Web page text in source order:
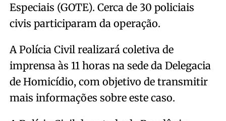
Especiais (GOTE). Cerca de 30 policiais
civis participaram da operação.
A Polícia Civil realizará coletiva de
imprensa às 11 horas na sede da Delegacia
de Homicídio, com objetivo de transmitir
mais informações sobre este caso.